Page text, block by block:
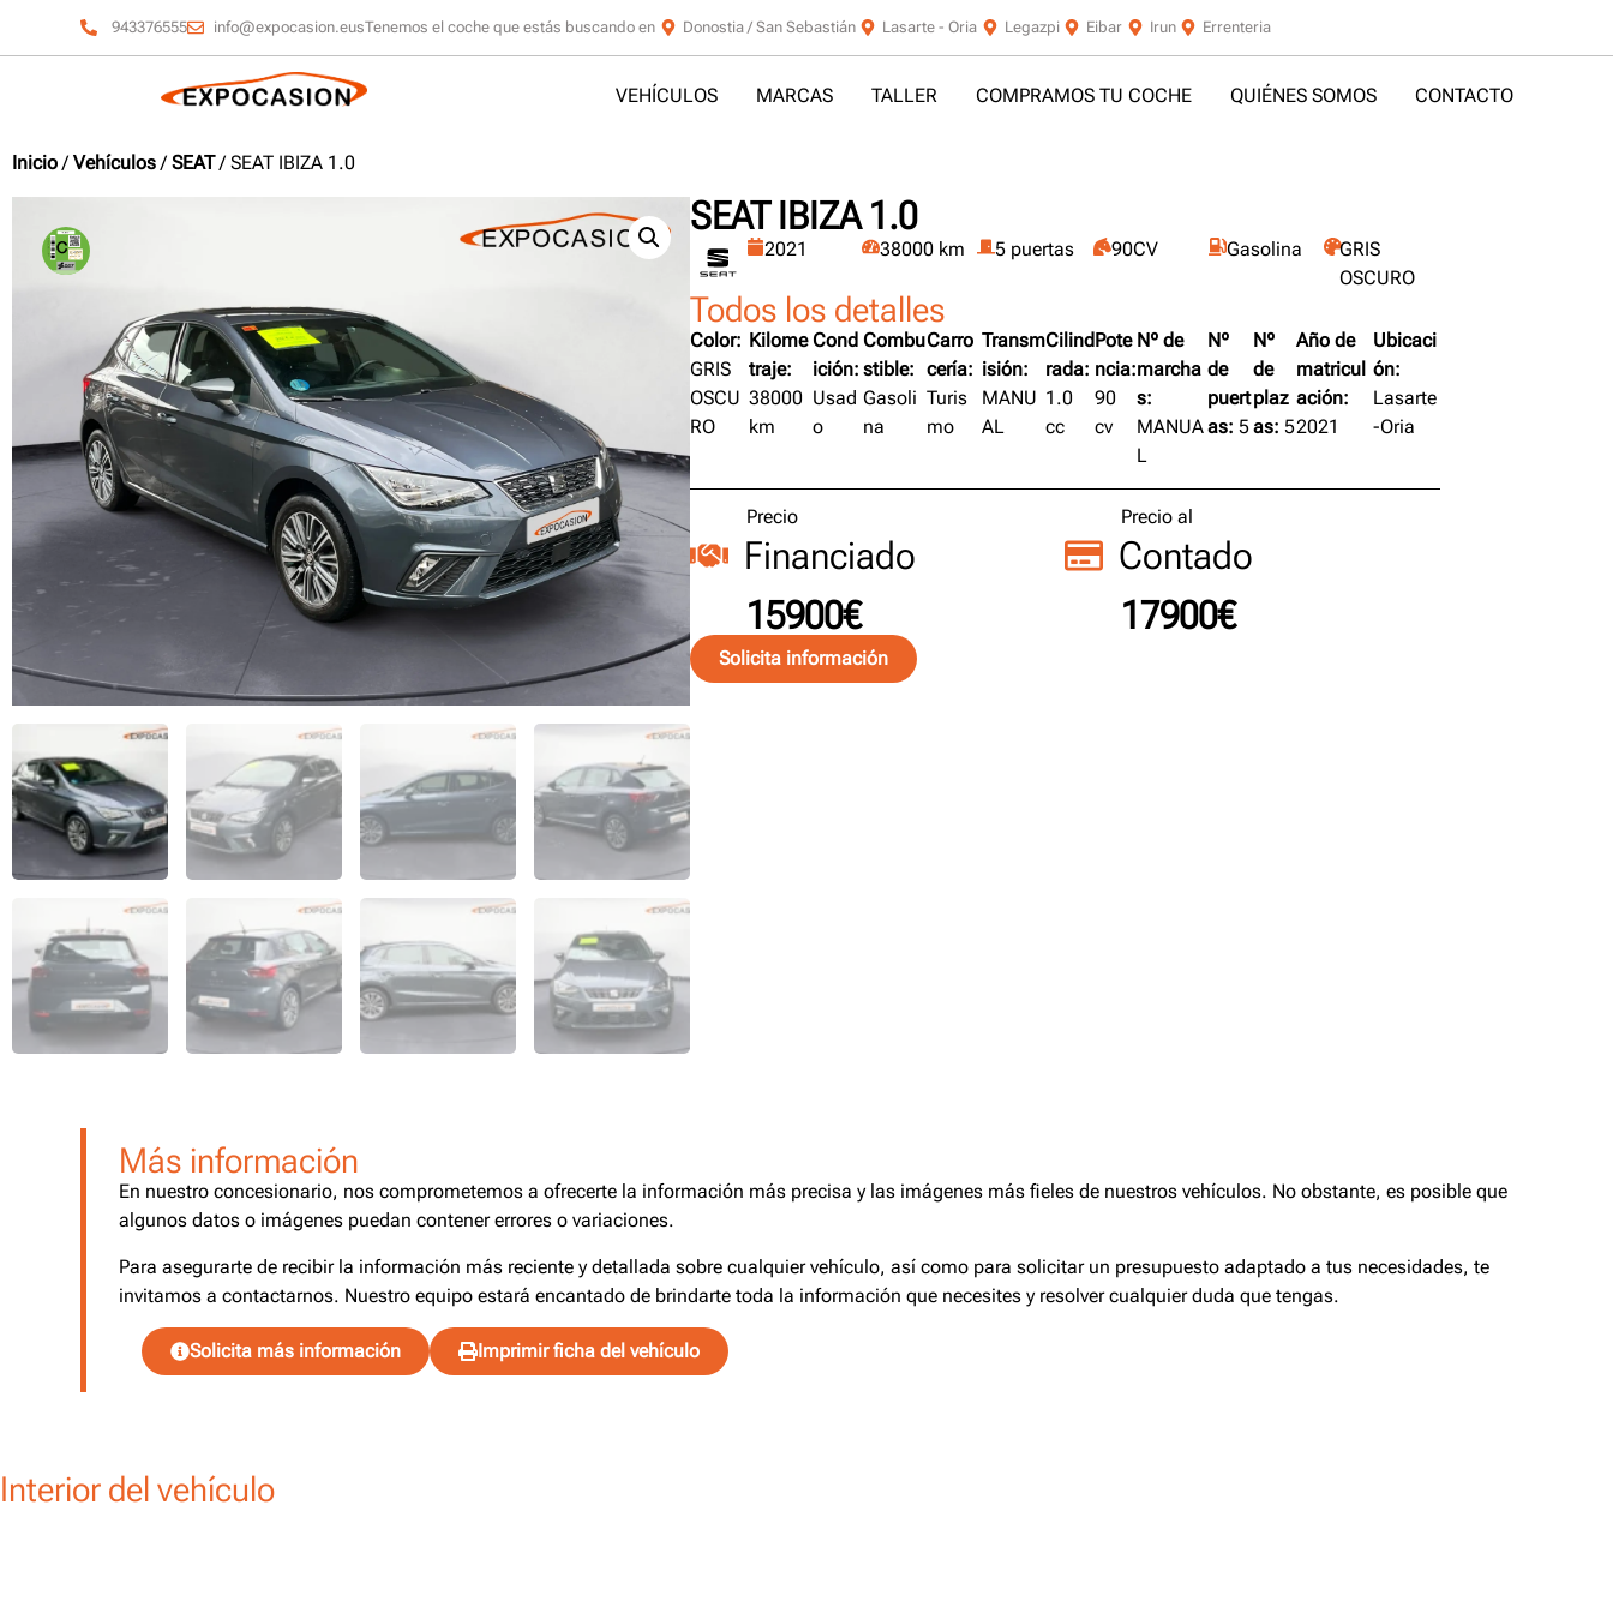
943376555 info@expocasion.eusTenemos el coche que estás buscando en Donostia / San Sebastián Lasarte - Oria Legazpi Eibar Irun Errenteria
VEHÍCULOS MARCAS TALLER COMPRAMOS TU COCHE QUIÉNES SOMOS CONTACTO
Inicio / Vehículos / SEAT/ SEAT IBIZA 1.0
SEAT IBIZA 1.0
2021 38000 km 5 puertas 90CV Gasolina
GRIS
OSCURO
Todos los detalles
Color:
GRIS
OSCU
RO
Kilome
traje:
38000
km
Cond
ición:
Usad
o
Combu
stible:
Gasoli
na
Carro
cería:
Turis
mo
Transm
isión:
MANU
AL
Cilind
rada:
1.0
cc
Pote
ncia:
90
cv
Nº de
marcha
s:
MANUA
L
Nº
de
puert
as:5
Nº
de
plaz
as:5
Año de
matricul
ación:
2021
Ubicaci
ón:
Lasarte
-Oria
Precio
Financiado
15900€
Precio al
Contado
17900€
Solicita información
Más información
En nuestro concesionario, nos comprometemos a ofrecerte la información más precisa y las imágenes más fieles de nuestros vehículos. No obstante, es posible que
algunos datos o imágenes puedan contener errores o variaciones.
Para asegurarte de recibir la información más reciente y detallada sobre cualquier vehículo, así como para solicitar un presupuesto adaptado a tus necesidades, te
invitamos a contactarnos. Nuestro equipo estará encantado de brindarte toda la información que necesites y resolver cualquier duda que tengas.
Solicita más información Imprimir ficha del vehículo
Interior del vehículo